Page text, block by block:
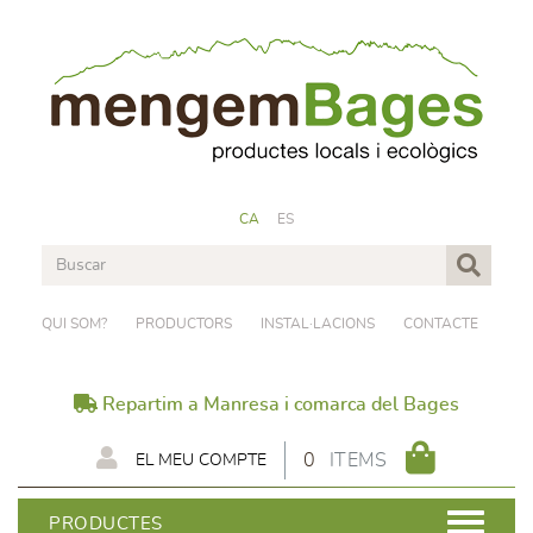
CA ES
QUI SOM? PRODUCTORS INSTAL·LACIONS CONTACTE
Repartim a Manresa i comarca del Bages
0 ITEMS
EL MEU COMPTE
PRODUCTES